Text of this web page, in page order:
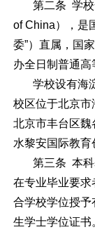
第二条 学校
of China），是
委”）直属，国
办全日制普通高
学校设有海淀
校区位于北京
北京市丰台区
水黎安国际教育
第三条 本科
在专业毕业要
合学校学位授予
生学士学位证书